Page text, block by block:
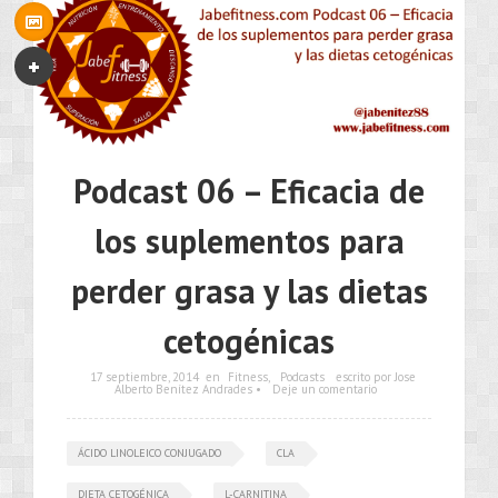
Podcast 06 – Eficacia de
los suplementos para
perder grasa y las dietas
cetogénicas
17 septiembre, 2014 en Fitness Podcasts escrito por Jose
Alberto Benítez Andrades • Deje un comentario
ÁCIDO LINOLEICO CONJUGADO CLA
DIETA CETOGÉNICA L-CARNITINA